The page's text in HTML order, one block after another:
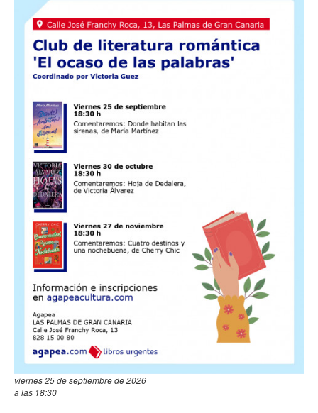
viernes 25 de septiembre de 2026
a las 18:30